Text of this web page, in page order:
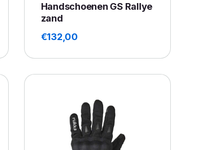
Handschoenen GS Rallye
zand
€132,00